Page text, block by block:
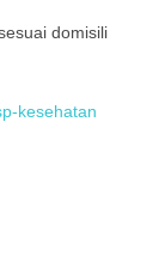
domisili
kesehatan